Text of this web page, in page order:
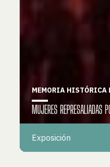
MEMORIA HISTÓRICA
MUJERES REPRESALIADAS
Exposición